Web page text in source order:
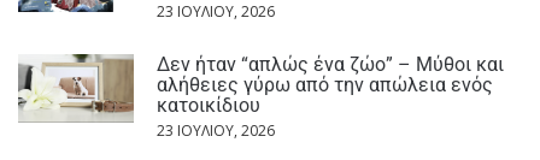
23 ΙΟΥΛΊΟΥ, 2026
Δεν ήταν “απλώς ένα ζώο” – Μύθοι και
αλήθειες γύρω από την απώλεια ενός
κατοικίδιου
23 ΙΟΥΛΊΟΥ, 2026